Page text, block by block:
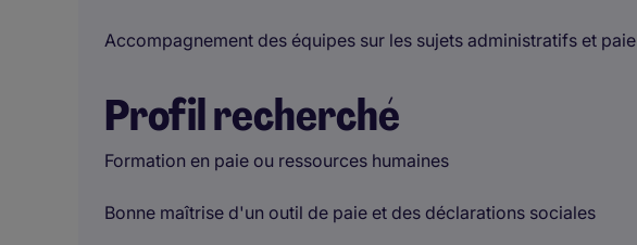
Accompagnement des équipes sur les sujets administratifs et paie
Profil recherché
Formation en paie ou ressources humaines
Bonne maîtrise d'un outil de paie et des déclarations sociales